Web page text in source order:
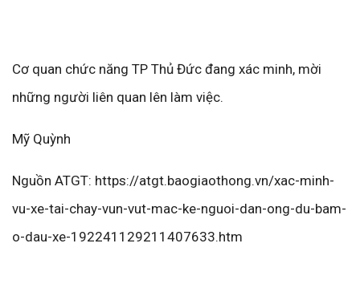
Cơ quan chức năng TP Thủ Đức đang xác minh, mời
những người liên quan lên làm việc.
Mỹ Quỳnh
Nguồn ATGT: https://atgt.baogiaothong.vn/xac-minh-
vu-xe-tai-chay-vun-vut-mac-ke-nguoi-dan-ong-du-bam-
o-dau-xe-192241129211407633.htm